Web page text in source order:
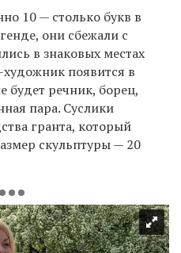
10 — столько букв в
они сбежали с
в знаковых местах
появится в
будет речник, борец,
пара. Суслики
гранта, который
скульптуры — 20